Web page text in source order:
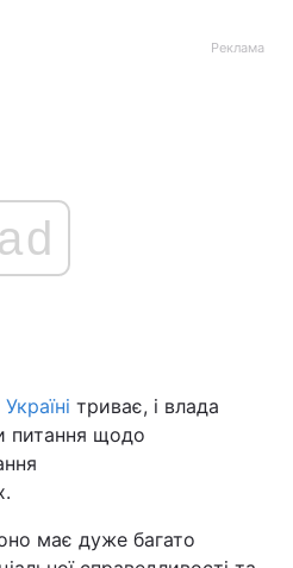
Реклама
ad
триває, і влада
питання щодо
має дуже багато